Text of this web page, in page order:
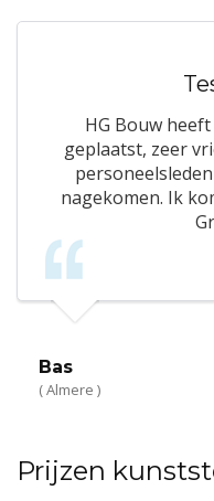
HG Bouw
geplaatst, zeer
nagekomen. Ik
Bas
( Almere )
Prijzen